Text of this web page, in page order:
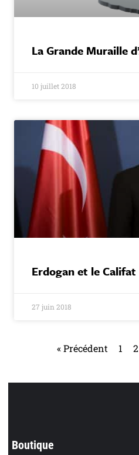
La Grande Muraille
10 juillet 2018
Erdogan et le Califat
27 juin 2018
« Précédent 1 2
Boutique